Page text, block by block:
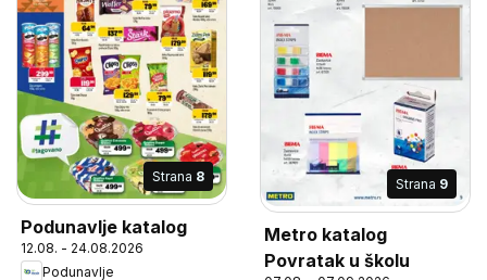
Strana 8
Podunavlje katalog
12.08. - 24.08.2026
Podunavlje
Strana 9
Metro katalog
Povratak u školu